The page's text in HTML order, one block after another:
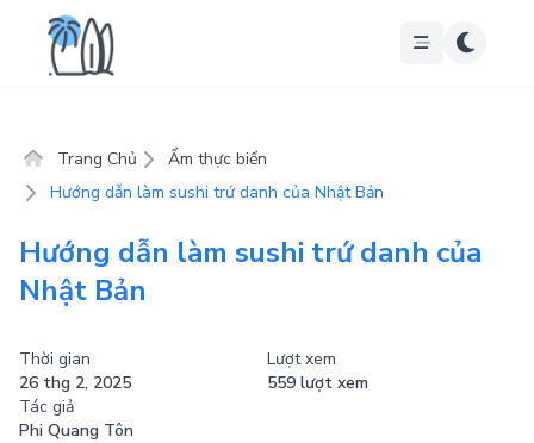
Trang Chủ
Ẩm thực biển
Hướng dẫn làm sushi trứ danh của Nhật Bản
Hướng dẫn làm sushi trứ danh của
Nhật Bản
Thời gian
26 thg 2, 2025
Lượt xem
559 lượt xem
Tác giả
Phi Quang Tôn